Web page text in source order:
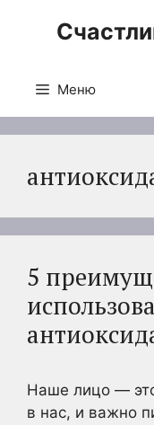
Меню
5
Наше лицо —
в нас, и важно